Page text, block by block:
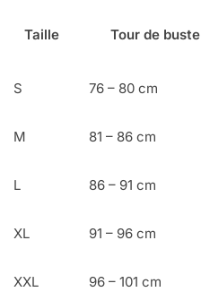
Taille Tour de buste
S 76 – 80 cm
M 81 – 86 cm
L 86 – 91 cm
XL 91 – 96 cm
XXL 96 – 101 cm